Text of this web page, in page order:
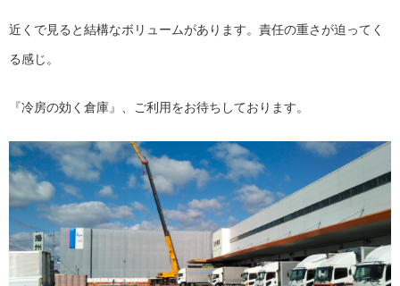
近くで見ると結構なボリュームがあります。責任の重さが迫ってく
る感じ。
『冷房の効く倉庫』、ご利用をお待ちしております。